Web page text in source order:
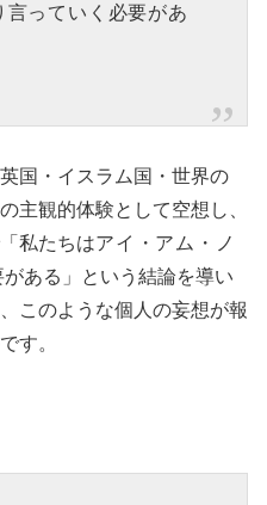
っていく必要があ
国・イスラム国・世界の
主観的体験として空想し、
私たちはアイ・アム・ノ
ある」という結論を導い
このような個人の妄想が報
す。